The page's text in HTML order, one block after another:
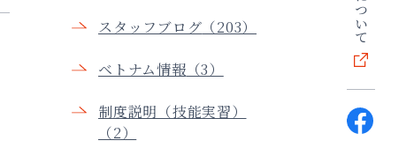
スタッフブログ （203）
ベトナム情報 （3）
制度説明（技能実習）
（2）